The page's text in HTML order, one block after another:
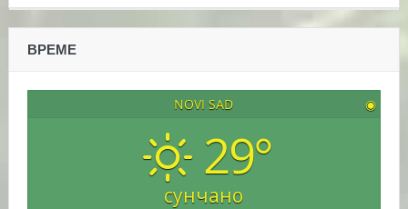
ВРЕМЕ
NOVI SAD ◉
29°
сунчано